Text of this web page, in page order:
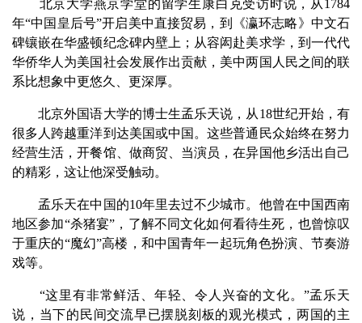
北京大学燕京学堂的留学生康白克受访时说，从1784
年“中国皇后号”开启美中直接贸易，到《瀛环志略》中文石
碑镶嵌在华盛顿纪念碑内壁上；从容闳赴美求学，到一代代
华侨华人为美国社会发展作出贡献，美中两国人民之间的联
系比想象中更悠久、更深厚。
北京外国语大学的博士生孟乐天说，从18世纪开始，有
很多人跨越重洋到达美国或中国。这些普通民众始终在努力
经营生活，开餐馆、做商贸、当演员，在异国他乡活出自己
的精彩，这让他深受触动。
孟乐天在中国的10年里去过不少城市。他曾在中国西南
地区参加“杀猪宴”，了解不同文化如何看待生死，也曾惊叹
于重庆的“魔幻”高楼，和中国青年一起玩角色扮演、节奏游
戏等。
“这里有非常鲜活、年轻、令人兴奋的文化。”孟乐天
说，当下的民间交流早已摆脱刻板的观光模式，两国的主